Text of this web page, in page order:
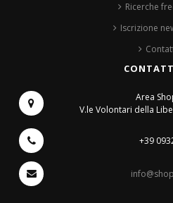
Ricerche
Iscrizione
Area
V.le Volontari della
+39